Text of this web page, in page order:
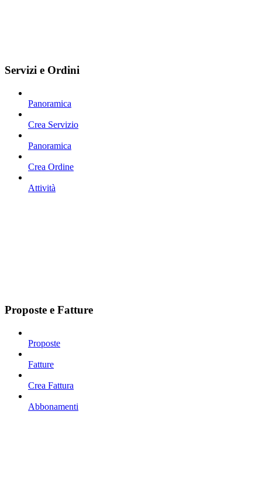
Servizi e Ordini
Panoramica
Crea Servizio
Panoramica
Crea Ordine
Attività
Proposte e Fatture
Proposte
Fatture
Crea Fattura
Abbonamenti